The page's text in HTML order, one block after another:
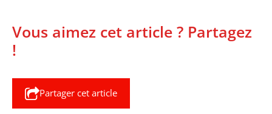
Vous aimez cet article ? Partagez
!
Partager cet article